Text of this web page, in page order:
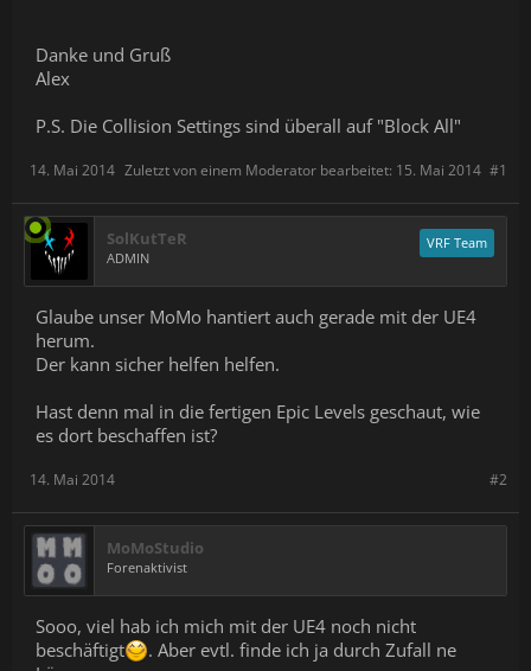
Danke und Gruß
Alex
P.S. Die Collision Settings sind überall auf "Block All"
#1
14. Mai 2014 Zuletzt von einem Moderator bearbeitet: 15. Mai 2014
SolKutTeR
ADMIN
VRF Team
Glaube unser MoMo hantiert auch gerade mit der UE4
herum.
Der kann sicher helfen helfen.
Hast denn mal in die fertigen Epic Levels geschaut, wie
es dort beschaffen ist?
#2
14. Mai 2014
MoMoStudio
Forenaktivist
Sooo, viel hab ich mich mit der UE4 noch nicht
beschäftigt
. Aber evtl. finde ich ja durch Zufall ne